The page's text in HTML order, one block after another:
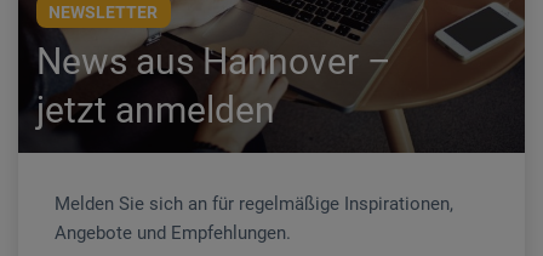
NEWSLETTER
News aus Hannover –
jetzt anmelden
Melden Sie sich an für regelmäßige Inspirationen,
Angebote und Empfehlungen.